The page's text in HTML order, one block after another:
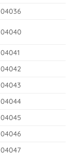
04036
04040
04041
04042
04043
04044
04045
04046
04047